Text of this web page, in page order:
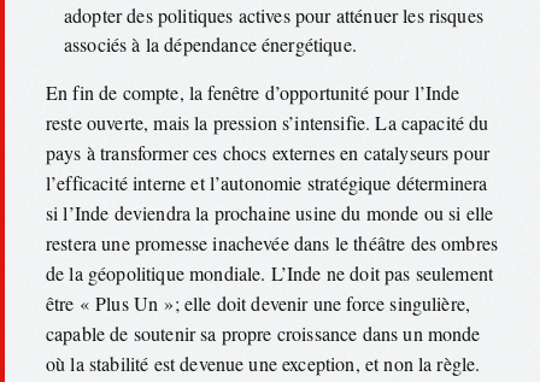
adopter des politiques actives pour atténuer les risques
associés à la dépendance énergétique.
En fin de compte, la fenêtre d’opportunité pour l’Inde
reste ouverte, mais la pression s’intensifie. La capacité du
pays à transformer ces chocs externes en catalyseurs pour
l’efficacité interne et l’autonomie stratégique déterminera
si l’Inde deviendra la prochaine usine du monde ou si elle
restera une promesse inachevée dans le théâtre des ombres
de la géopolitique mondiale. L’Inde ne doit pas seulement
être « Plus Un »; elle doit devenir une force singulière,
capable de soutenir sa propre croissance dans un monde
où la stabilité est devenue une exception, et non la règle.